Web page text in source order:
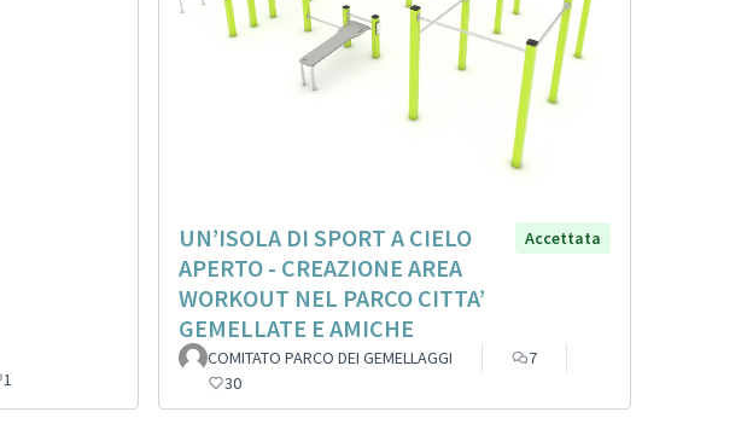
1
UN’ISOLA DI SPORT A CIELO
APERTO - CREAZIONE AREA
WORKOUT NEL PARCO CITTA’
GEMELLATE E AMICHE
Accettata
COMITATO PARCO DEI GEMELLAGGI
7
30